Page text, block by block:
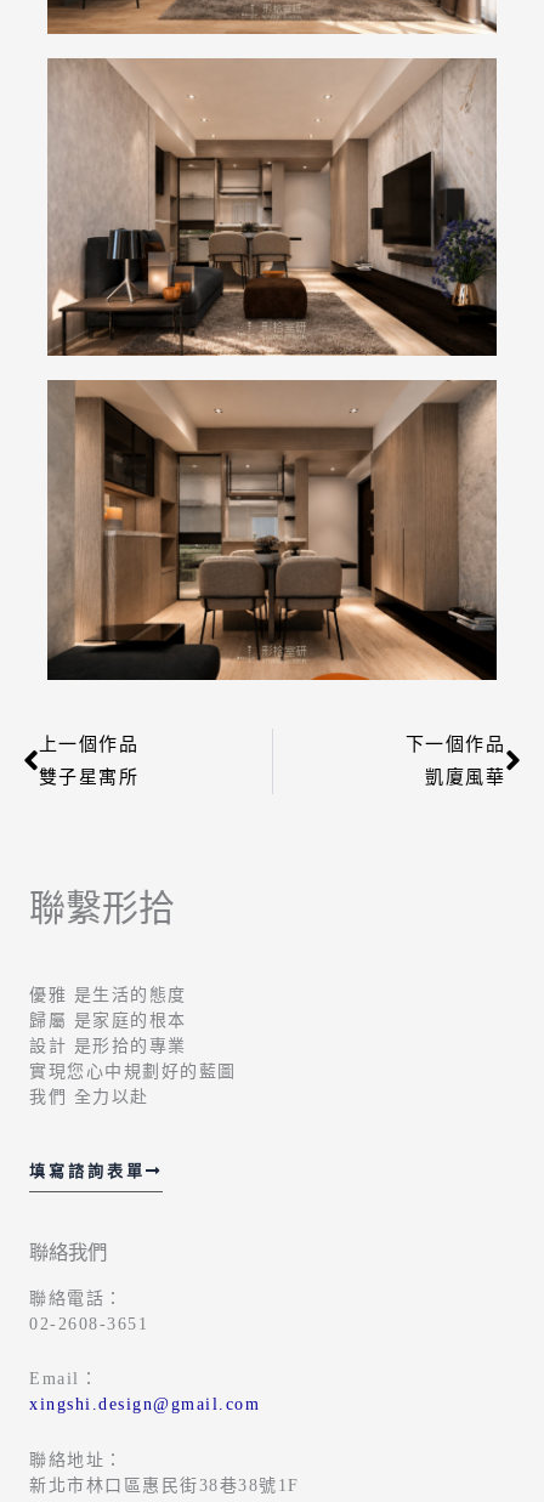
上一頁
上一個作品
雙子星寓所
下一個作品
凱廈風華
下
聯繫形拾
優雅 是生活的態度
歸屬 是家庭的根本
設計 是形拾的專業
實現您心中規劃好的藍圖
我們 全力以赴
填寫諮詢表單
聯絡我們
聯絡電話：
02-2608-3651
Email：
xingshi.design@gmail.com
聯絡地址：
新北市林口區惠民街38巷38號1F